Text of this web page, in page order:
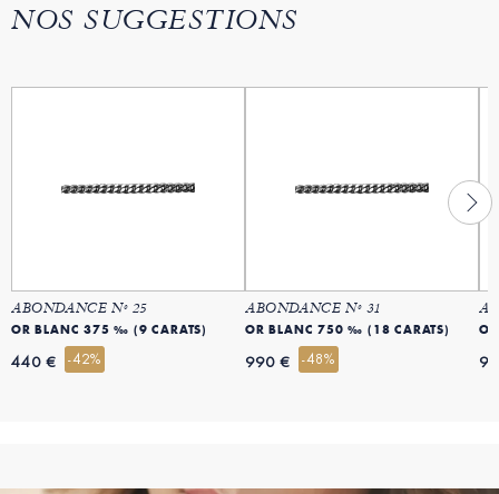
NOS SUGGESTIONS
ABONDANCE Nº 25
OR BLANC 375 ‰ (9 CARATS)
440 € -42%
ABONDANCE Nº 31
OR BLANC 750 ‰ (18 CARATS)
990 € -48%